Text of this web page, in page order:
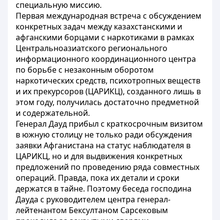
специальную миссию.
Первая международная встреча с обсуждением
конкретных задач между казахстанскими и
афганскими борцами с наркотиками в рамках
Центральноазиатского регионального
информационного координационного центра
по борьбе с незаконным оборотом
наркотических средств, психотропных веществ
и их прекурсоров (ЦАРИКЦ), созданного лишь в
этом году, получилась достаточно предметной
и содержательной.
Генерал Дауд прибыл с краткосрочным визитом
в южную столицу не только ради обсуждения
заявки Афганистана на статус наблюдателя в
ЦАРИКЦ, но и для выдвижения конкретных
предложений по проведению ряда совместных
операций. Правда, пока их детали и сроки
держатся в тайне. Поэтому беседа господина
Дауда с руководителем центра генерал-
лейтенантом Бексултаном Сарсековым